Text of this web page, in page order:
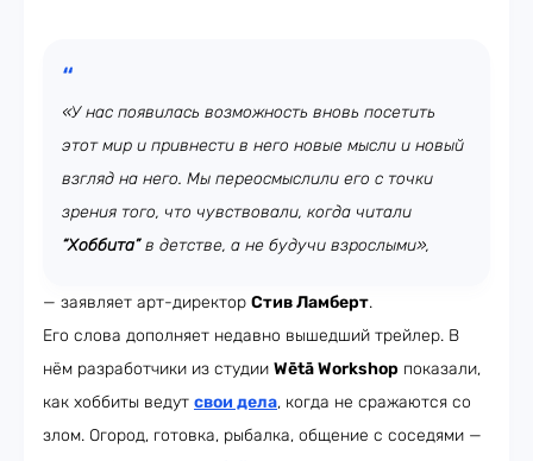
«У нас появилась возможность вновь посетить
этот мир и привнести в него новые мысли и новый
взгляд на него. Мы переосмыслили его с точки
зрения того, что чувствовали, когда читали
“Хоббита”в детстве, а не будучи взрослыми»,
— заявляет арт-директор Стив Ламберт.
Его слова дополняет недавно вышедший трейлер. В
нём разработчики из студии Wētā Workshop показали,
как хоббиты ведут свои дела, когда не сражаются со
злом. Огород, готовка, рыбалка, общение с соседями —